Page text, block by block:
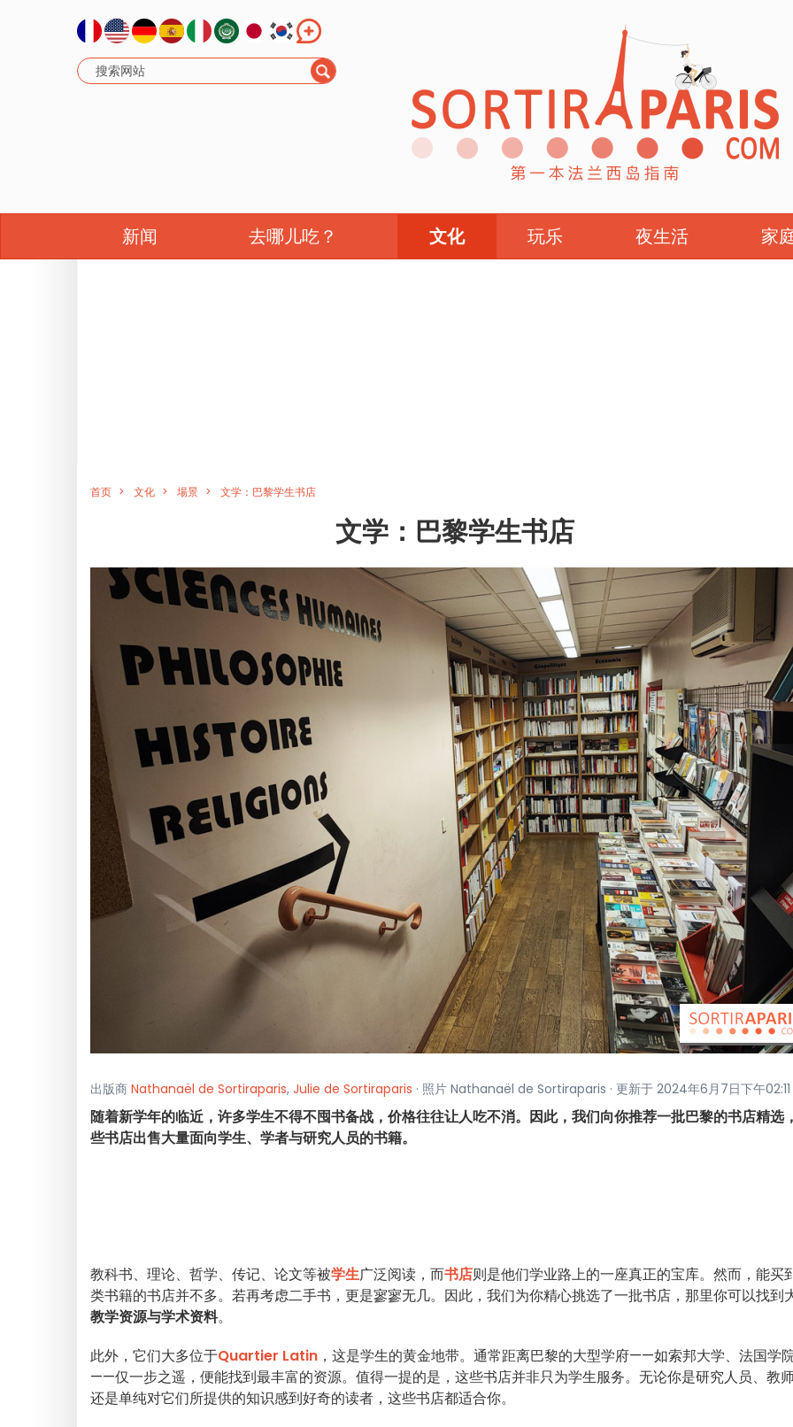
新闻 去哪儿吃？ 文化 玩乐 夜生活 家
首页 文化 場景 文学：巴黎学生书店
文学：巴黎学生书店
出版商 Nathanaël de Sortiraparis, Julie de Sortiraparis · 照片 Nathanaël de Sortiraparis · 更新于 2024年6月7日下午02:11
随着新学年的临近，许多学生不得不囤书备战，价格往往让人吃不消。因此，我们向你推荐一批巴黎的书店精选
些书店出售大量面向学生、学者与研究人员的书籍。
教科书、理论、哲学、传记、论文等被学生广泛阅读，而书店则是他们学业路上的一座真正的宝库。然而，能买
类书籍的书店并不多。若再考虑二手书，更是寥寥无几。因此，我们为你精心挑选了一批书店，那里你可以找到
教学资源与学术资料。
此外，它们大多位于Quartier Latin ，这是学生的黄金地带。通常距离巴黎的大型学府——如索邦大学、法国学
——仅一步之遥，便能找到最丰富的资源。值得一提的是，这些书店并非只为学生服务。无论你是研究人员、教
还是单纯对它们所提供的知识感到好奇的读者，这些书店都适合你。